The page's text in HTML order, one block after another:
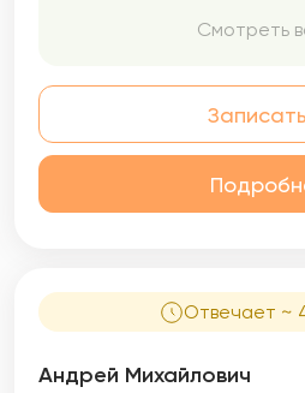
трудностями, но иСмотреть
Отвечает ~
Андрей Михайлович